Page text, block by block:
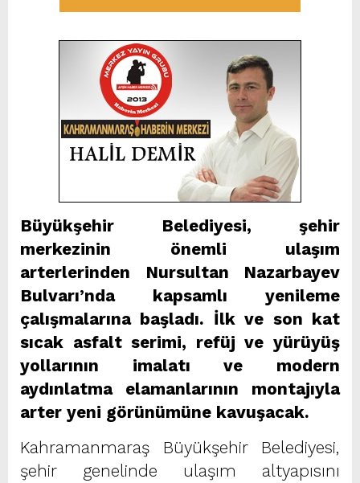
Büyükşehir Belediyesi, şehir
merkezinin önemli ulaşım
arterlerinden Nursultan Nazarbayev
Bulvarı’nda kapsamlı yenileme
çalışmalarına başladı. İlk ve son kat
sıcak asfalt serimi, refüj ve yürüyüş
yollarının imalatı ve modern
aydınlatma elamanlarının montajıyla
arter yeni görünümüne kavuşacak.
Kahramanmaraş Büyükşehir Belediyesi,
şehir genelinde ulaşım altyapısını